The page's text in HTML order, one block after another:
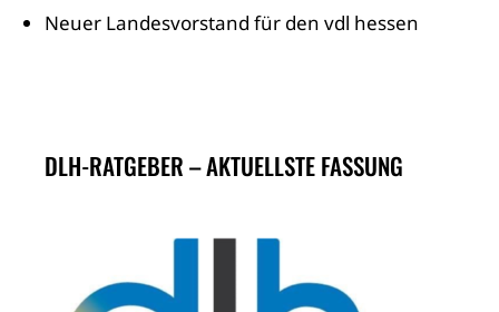
Neuer Landesvorstand für den vdl hessen
DLH-RATGEBER – AKTUELLSTE FASSUNG